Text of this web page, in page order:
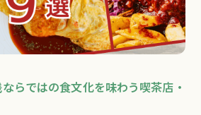
ならではの食文化を味わう喫茶店・